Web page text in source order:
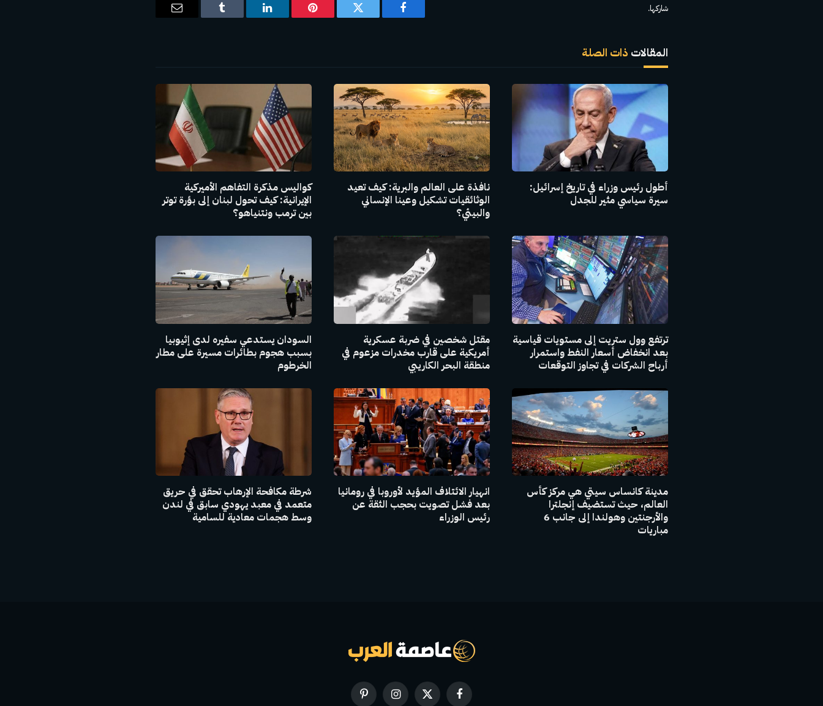
شاركها.
فيسبوك تويتر بينتيريستلينكدإن Tumblr
البريد
المقالات ذات الصلة
أطول رئيس وزراء في تاريخ إسرائيل:
سيرة سياسي مثير للجدل
نافذة على العالم والبرية: كيف تعيد
الوثائقيات تشكيل وعينا الإنساني
والبيئي؟
كواليس مذكرة التفاهم الأميركية
الإيرانية: كيف تحول لبنان إلى بؤرة توتر
بين ترمب ونتنياهو؟
ترتفع وول ستريت إلى مستويات قياسية
بعد انخفاض أسعار النفط واستمرار
أرباح الشركات في تجاوز التوقعات
مقتل شخصين في ضربة عسكرية
أمريكية على قارب مخدرات مزعوم في
منطقة البحر الكاريبي
السودان يستدعي سفيره لدى إثيوبيا
بسبب هجوم بطائرات مسيرة على مطار
الخرطوم
مدينة كانساس سيتي هي مركز كأس
العالم، حيث تستضيف إنجلترا
والأرجنتين وهولندا إلى جانب 6
مباريات
انهيار الائتلاف المؤيد لأوروبا في رومانيا
بعد فشل تصويت بحجب الثقة عن
رئيس الوزراء
شرطة مكافحة الإرهاب تحقق في حريق
متعمد في معبد يهودي سابق في لندن
وسط هجمات معادية للسامية
فيسبوك
X
الانستغرامبينتيريست